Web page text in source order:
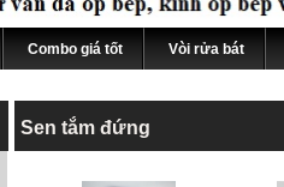
Combo giá tốt Vòi rửa bát
Sen tắm đứng